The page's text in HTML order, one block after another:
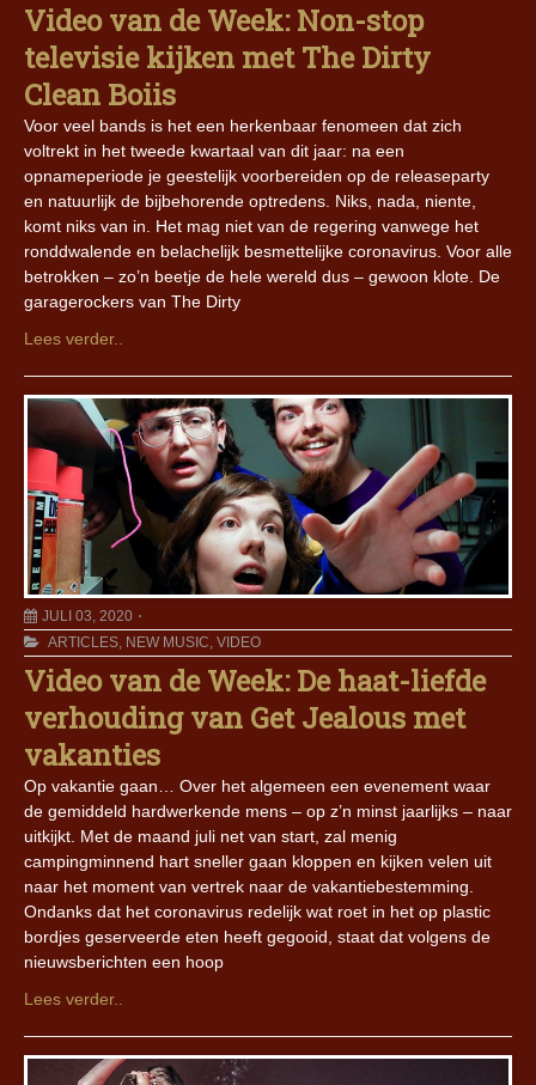
Video van de Week: Non-stop
televisie kijken met The Dirty
Clean Boiis
Voor veel bands is het een herkenbaar fenomeen dat zich
voltrekt in het tweede kwartaal van dit jaar: na een
opnameperiode je geestelijk voorbereiden op de releaseparty
en natuurlijk de bijbehorende optredens. Niks, nada, niente,
komt niks van in. Het mag niet van de regering vanwege het
ronddwalende en belachelijk besmettelijke coronavirus. Voor alle
betrokken – zo’n beetje de hele wereld dus – gewoon klote. De
garagerockers van The Dirty
Lees verder..
JULI 03, 2020
ARTICLES, NEW MUSIC, VIDEO
Video van de Week: De haat-liefde
verhouding van Get Jealous met
vakanties
Op vakantie gaan… Over het algemeen een evenement waar
de gemiddeld hardwerkende mens – op z’n minst jaarlijks – naar
uitkijkt. Met de maand juli net van start, zal menig
campingminnend hart sneller gaan kloppen en kijken velen uit
naar het moment van vertrek naar de vakantiebestemming.
Ondanks dat het coronavirus redelijk wat roet in het op plastic
bordjes geserveerde eten heeft gegooid, staat dat volgens de
nieuwsberichten een hoop
Lees verder..